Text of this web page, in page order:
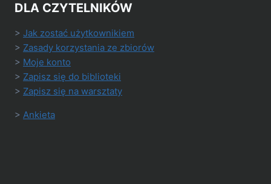
DLA CZYTELNIKÓW
> Jak zostać użytkownikiem
> Zasady korzystania ze zbiorów
> Moje konto
> Zapisz się do biblioteki
> Zapisz się na warsztaty
> Ankieta